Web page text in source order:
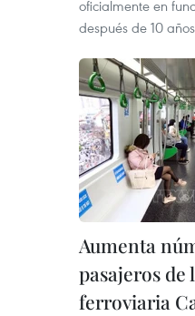
oficialmente en
después de 10
Aumenta
pasajeros de
ferroviaria